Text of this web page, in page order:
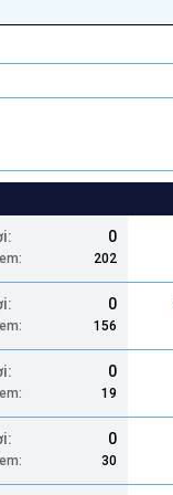
0
202
0
156
0
19
0
30